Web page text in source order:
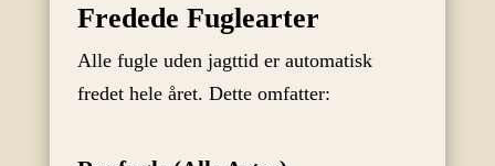
Fredede Fuglearter
Alle fugle uden jagttid er automatisk
fredet hele året. Dette omfatter: